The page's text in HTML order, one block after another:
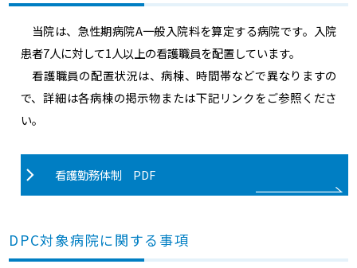
当院は、急性期病院A一般入院料を算定する病院です。入院
患者7人に対して1人以上の看護職員を配置しています。
看護職員の配置状況は、病棟、時間帯などで異なりますの
で、詳細は各病棟の掲示物または下記リンクをご参照くださ
い。
看護勤務体制 PDF
DPC対象病院に関する事項